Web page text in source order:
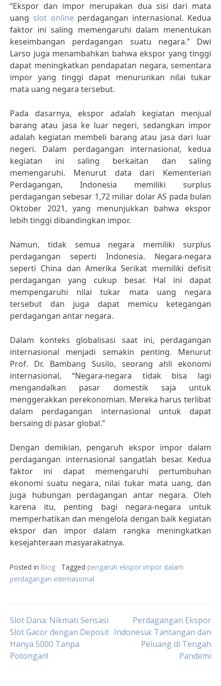
“Ekspor dan impor merupakan dua sisi dari mata
uang slot onlineperdagangan internasional. Kedua
faktor ini saling memengaruhi dalam menentukan
keseimbangan perdagangan suatu negara.” Dwi
Larso juga menambahkan bahwa ekspor yang tinggi
dapat meningkatkan pendapatan negara, sementara
impor yang tinggi dapat menurunkan nilai tukar
mata uang negara tersebut.
Pada dasarnya, ekspor adalah kegiatan menjual
barang atau jasa ke luar negeri, sedangkan impor
adalah kegiatan membeli barang atau jasa dari luar
negeri. Dalam perdagangan internasional, kedua
kegiatan ini saling berkaitan dan saling
memengaruhi. Menurut data dari Kementerian
Perdagangan, Indonesia memiliki surplus
perdagangan sebesar 1,72 miliar dolar AS pada bulan
Oktober 2021, yang menunjukkan bahwa ekspor
lebih tinggi dibandingkan impor.
Namun, tidak semua negara memiliki surplus
perdagangan seperti Indonesia. Negara-negara
seperti China dan Amerika Serikat memiliki defisit
perdagangan yang cukup besar. Hal ini dapat
mempengaruhi nilai tukar mata uang negara
tersebut dan juga dapat memicu ketegangan
perdagangan antar negara.
Dalam konteks globalisasi saat ini, perdagangan
internasional menjadi semakin penting. Menurut
Prof. Dr. Bambang Susilo, seorang ahli ekonomi
internasional, “Negara-negara tidak bisa lagi
mengandalkan pasar domestik saja untuk
menggerakkan perekonomian. Mereka harus terlibat
dalam perdagangan internasional untuk dapat
bersaing di pasar global.”
Dengan demikian, pengaruh ekspor impor dalam
perdagangan internasional sangatlah besar. Kedua
faktor ini dapat memengaruhi pertumbuhan
ekonomi suatu negara, nilai tukar mata uang, dan
juga hubungan perdagangan antar negara. Oleh
karena itu, penting bagi negara-negara untuk
memperhatikan dan mengelola dengan baik kegiatan
ekspor dan impor dalam rangka meningkatkan
kesejahteraan masyarakatnya.
Posted in Blog Tagged pengaruh ekspor impor dalam
perdagangan internasional
Post
navigation
Slot Dana: Nikmati Sensasi
Slot Gacor dengan Deposit
Hanya 5000 Tanpa
Potongan!
Perdagangan Ekspor
Indonesia: Tantangan dan
Peluang di Tengah
Pandemi